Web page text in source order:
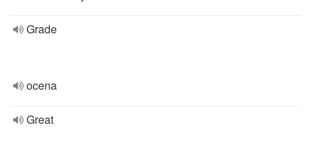
Grade
ocena
Great